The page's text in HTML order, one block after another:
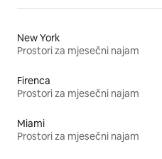
New York
Prostori za mjesečni najam
Firenca
Prostori za mjesečni najam
Miami
Prostori za mjesečni najam